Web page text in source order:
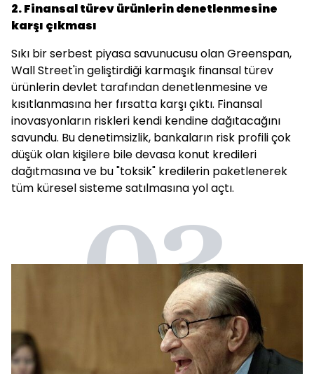
2. Finansal türev ürünlerin denetlenmesine
karşı çıkması
Sıkı bir serbest piyasa savunucusu olan Greenspan,
Wall Street'in geliştirdiği karmaşık finansal türev
ürünlerin devlet tarafından denetlenmesine ve
kısıtlanmasına her fırsatta karşı çıktı. Finansal
inovasyonların riskleri kendi kendine dağıtacağını
savundu. Bu denetimsizlik, bankaların risk profili çok
düşük olan kişilere bile devasa konut kredileri
dağıtmasına ve bu "toksik" kredilerin paketlenerek
tüm küresel sisteme satılmasına yol açtı.
03